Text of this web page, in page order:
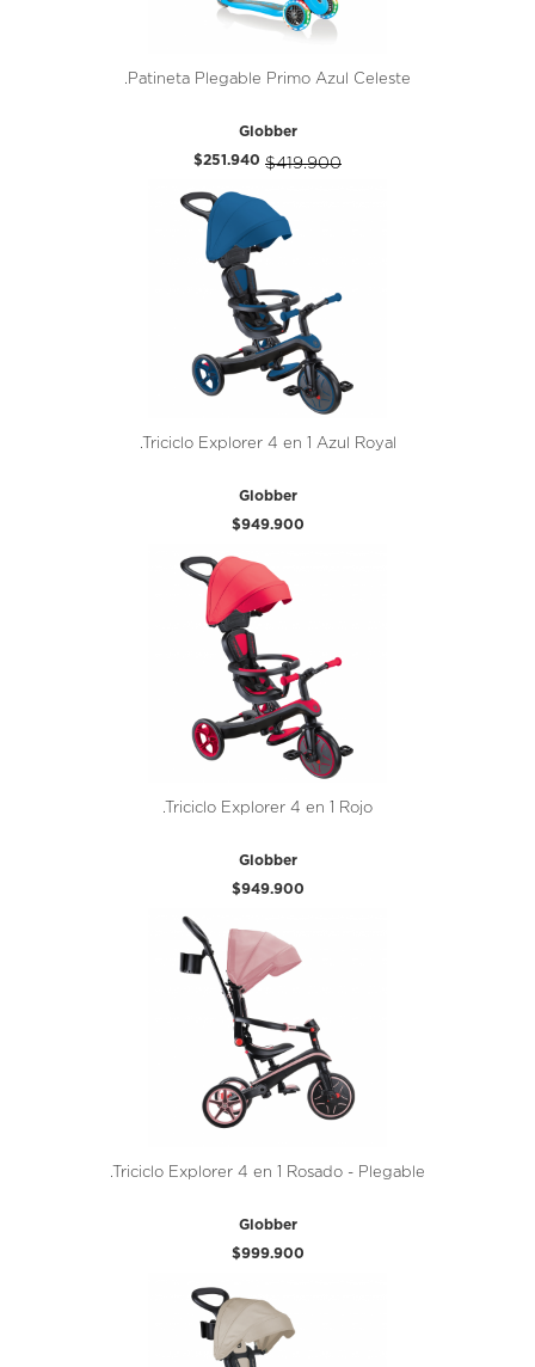
.Patineta Plegable Primo Azul Celeste
Globber
$251.940 $419.900
.Triciclo Explorer 4 en 1 Azul Royal
Globber
$949.900
.Triciclo Explorer 4 en 1 Rojo
Globber
$949.900
.Triciclo Explorer 4 en 1 Rosado - Plegable
Globber
$999.900